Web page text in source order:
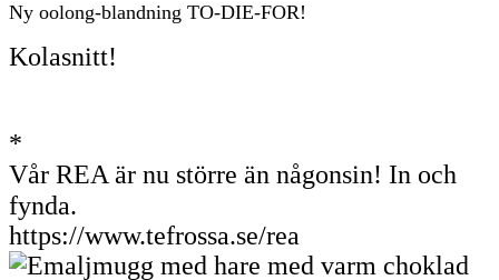
Ny oolong-blandning TO-DIE-FOR!
Kolasnitt!
*
Vår REA är nu större än någonsin! In och
fynda.
https://www.tefrossa.se/rea